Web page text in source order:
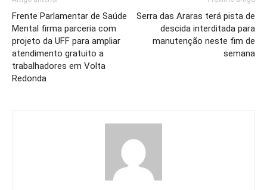
Frente Parlamentar de Saúde
Mental firma parceria com
projeto da UFF para ampliar
atendimento gratuito a
trabalhadores em Volta
Redonda
Serra das Araras terá pista de
descida interditada para
manutenção neste fim de
semana